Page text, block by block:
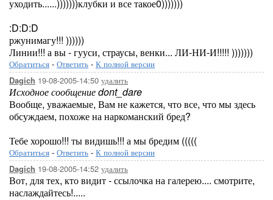
уходить......)))))))клубки и все такое0)))))))
:D:D:D
ржунимагу!!! ))))))
Линии!!! а вы - гууси, страусы, венки... ЛИ-НИ-И!!!!! )))))))
Обратиться - Ответить - К полной версии
Dagich 19-08-2005-14:50 удалить
Исходное сообщение dont_dare
Вообще, уважаемые, Вам не кажется, что все, что мы здесь
обсуждаем, похоже на наркоманский бред?
Тебе хорошо!!! ты видишь!!! а мы бредим (((((
Обратиться - Ответить - К полной версии
Dagich 19-08-2005-14:52 удалить
Вот, для тех, кто видит - ссылочка на галерею.... смотрите,
наслаждайтесь!.....